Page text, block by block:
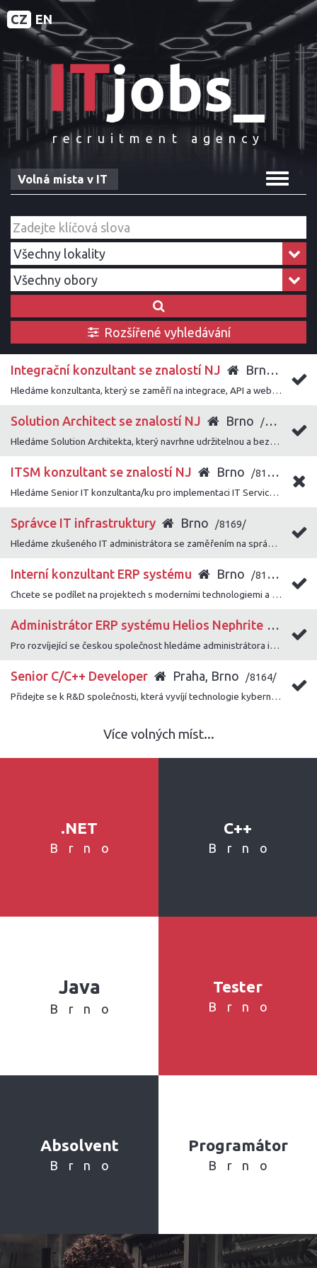
CZ EN
recruitment agency
Toggle
Volná místa v IT
Rozšířené vyhledávání
Integrační konzultant se znalostí NJ Brno
Hledáme konzultanta, který se zaměří na integrace, API a webové služby a pomůže zákazníkům úspěšně napojit naše řešení do jejich systémového prostředí.
Solution Architect se znalostí NJ Brno
/8171/
Hledáme Solution Architekta, který navrhne udržitelnou a bezpečnou architekturu a bude klíčovou technickou oporou při realizaci zákaznických projektů.
ITSM konzultant se znalostí NJ Brno
/8170/
Hledáme Senior IT konzultanta/ku pro implementaci IT Service Management řešení u firemních zákazníků.
Správce IT infrastruktury Brno
/8169/
Hledáme zkušeného IT administrátora se zaměřením na správu a rozvoj firemní IT infrastruktury, který se orientuje napříč oblastmi serverové infrastruktury, sítí, virtualizace a bezpečnosti.
Interní konzultant ERP systému Brno
/8166/
Chcete se podílet na projektech s moderními technologiemi a přístupy, a zároveň mít prostor, kde lze uplatnit své vlastní nápady a vize? Poté mrkněte na tuto pozici!
Administrátor ERP systému Helios Nephrite
Pro rozvíjející se českou společnost hledáme administrátora informačního systému Helios Nephrite.
Senior C/C++ Developer Praha, Brno
/8164/
Přidejte se k R&D společnosti, která vyvíjí technologie kybernetické bezpečnosti pro různé zahraniční instituce s cílem pomáhat v prevenci kriminality.
Více volných míst...
.NET
Brno
C++
Brno
Java
Brno
Tester
Brno
Absolvent
Brno
Programátor
Brno